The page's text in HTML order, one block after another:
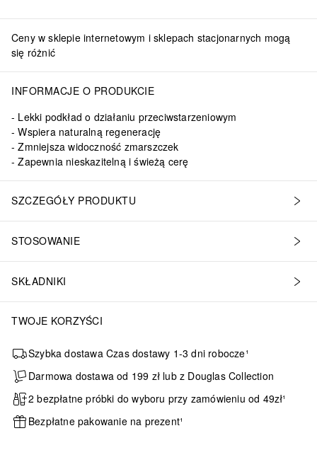
Ceny w sklepie internetowym i sklepach stacjonarnych mogą
się różnić
INFORMACJE O PRODUKCIE
Lekki podkład o działaniu przeciwstarzeniowym
Wspiera naturalną regenerację
Zmniejsza widoczność zmarszczek
Zapewnia nieskazitelną i świeżą cerę
SZCZEGÓŁY PRODUKTU
STOSOWANIE
SKŁADNIKI
TWOJE KORZYŚCI
Szybka dostawa Czas dostawy 1-3 dni robocze¹
Darmowa dostawa od 199 zł lub z Douglas Collection
2 bezpłatne próbki do wyboru przy zamówieniu od 49zł¹
Bezpłatne pakowanie na prezent¹